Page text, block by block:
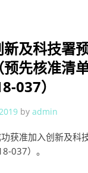
及科技署
先核准清单
037）
by admin
获准加入创新及科
037）。